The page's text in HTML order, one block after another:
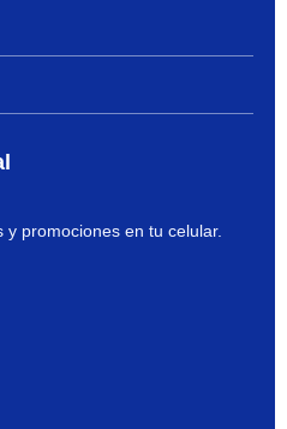
promociones en tu celular.